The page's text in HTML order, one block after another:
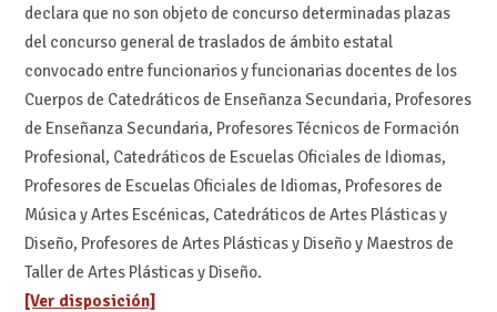
declara que no son objeto de concurso determinadas plazas
del concurso general de traslados de ámbito estatal
convocado entre funcionarios y funcionarias docentes de los
Cuerpos de Catedráticos de Enseñanza Secundaria, Profesores
de Enseñanza Secundaria, Profesores Técnicos de Formación
Profesional, Catedráticos de Escuelas Oficiales de Idiomas,
Profesores de Escuelas Oficiales de Idiomas, Profesores de
Música y Artes Escénicas, Catedráticos de Artes Plásticas y
Diseño, Profesores de Artes Plásticas y Diseño y Maestros de
Taller de Artes Plásticas y Diseño.
[Ver disposición]